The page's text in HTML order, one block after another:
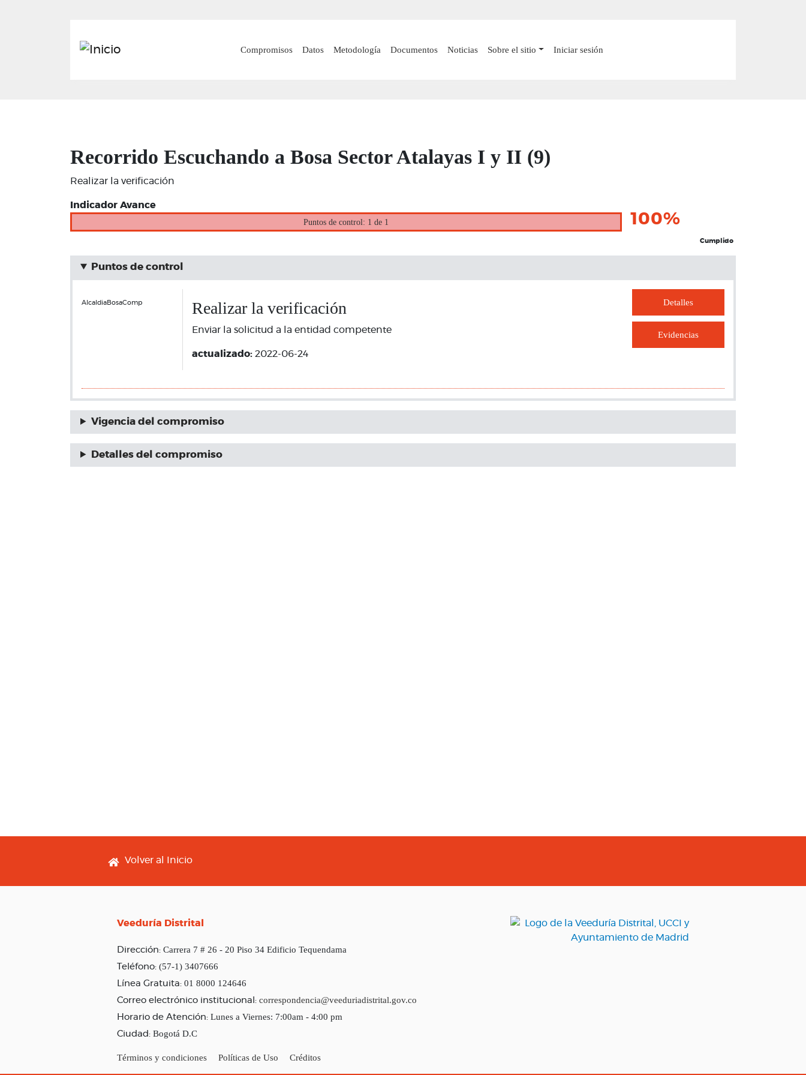
principal
Main navigation
Compromisos Datos Metodología Documentos Noticias Sobre el sitio Iniciar sesión
Recorrido Escuchando a Bosa Sector Atalayas I y II (9)
Realizar la verificación
Indicador Avance
Puntos de control: 1 de 1
100%
Cumplido
Puntos de control
AlcaldiaBosaComp Realizar la verificación
Enviar la solicitud a la entidad competente
actualizado: 2022-06-24
Detalles
Evidencias
Vigencia del compromiso
Detalles del compromiso
Footer menu
Volver al Inicio
Veeduría Distrital
Dirección: Carrera 7 # 26 - 20 Piso 34 Edificio Tequendama
Teléfono: (57-1) 3407666
Línea Gratuita: 01 8000 124646
Correo electrónico institucional: correspondencia@veeduriadistrital.gov.co
Horario de Atención: Lunes a Viernes: 7:00am - 4:00 pm
Ciudad: Bogotá D.C
Términos y condiciones Políticas de Uso Créditos